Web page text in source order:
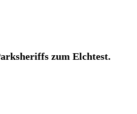
zum Elchtest.